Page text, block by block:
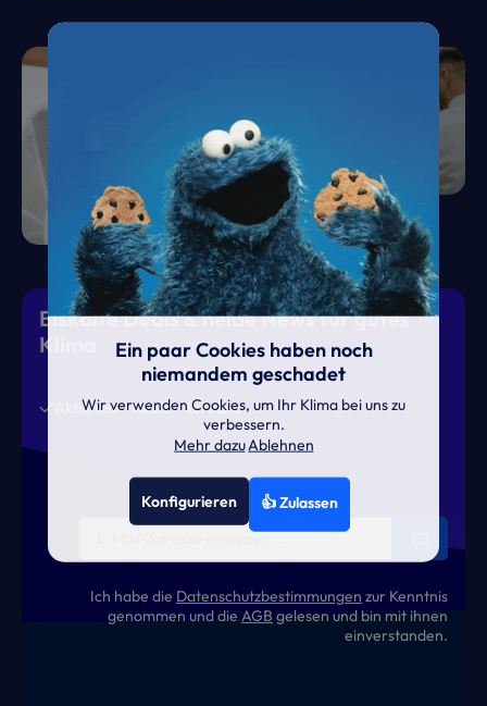
Eiskalte Deals & heiße News für gutes
Klima
Aktionen News Termine
Ich habe die Datenschutzbestimmungen zur Kenntnis
genommen und die AGB gelesen und bin mit ihnen
einverstanden.
Ein paar Cookies haben noch
niemandem geschadet
Wir verwenden Cookies, um Ihr Klima bei uns zu
verbessern.
Mehr dazuAblehnen
Konfigurieren 👍 Zulassen